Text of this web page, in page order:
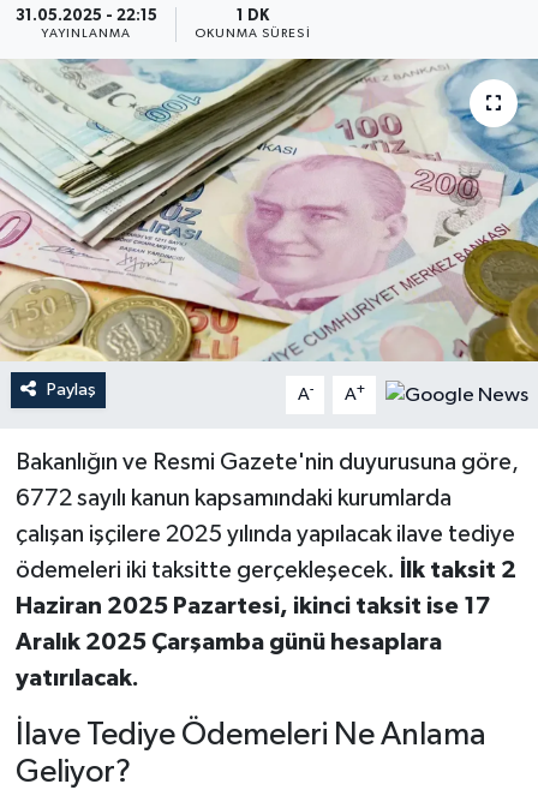
31.05.2025 - 22:15
YAYINLANMA
1 DK
OKUNMA SÜRESI
Paylaş A- A+
Bakanlığın ve Resmi Gazete'nin duyurusuna göre,
6772 sayılı kanun kapsamındaki kurumlarda
çalışan işçilere 2025 yılında yapılacak ilave tediye
ödemeleri iki taksitte gerçekleşecek.
İlk taksit 2
Haziran 2025 Pazartesi, ikinci taksit ise 17
Aralık 2025 Çarşamba günü hesaplara
yatırılacak.
İlave Tediye Ödemeleri Ne Anlama
Geliyor?